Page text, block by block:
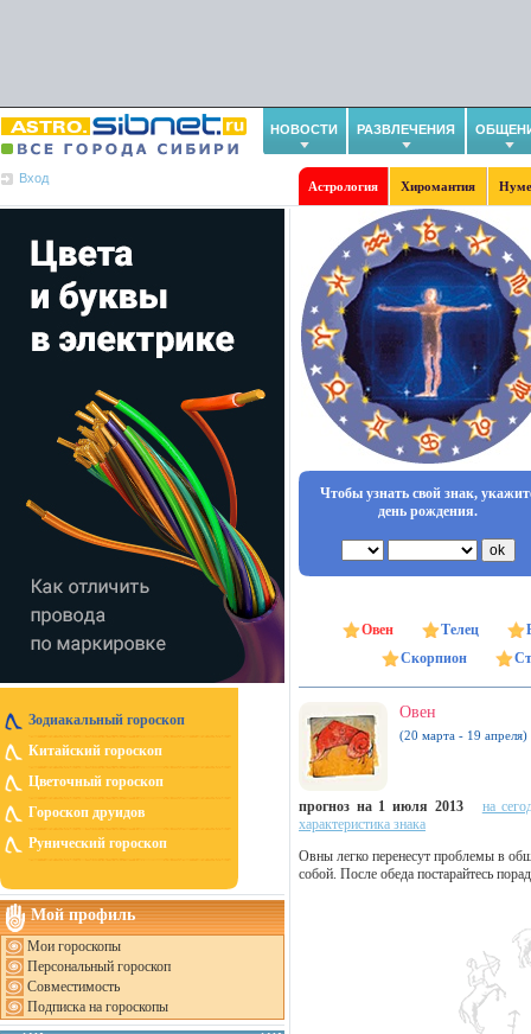
НОВОСТИ РАЗВЛЕЧЕНИЯ
Вход
Астрология Хиромантия
Зодиакальный гороскоп
Китайский гороскоп
Цветочный гороскоп
Гороскоп друидов
Рунический гороскоп
Мой профиль
Мои гороскопы
Персональный гороскоп
Совместимость
Подписка на гороскопы
Чтобы узнать свой знак,
день рождения.
Овен Телец
Скорпион
Овен
(20 марта - 19 апреля)
прогноз на 1 июля 2013
на
характеристика знака
Овны легко перенесут проблемы в
собой. После обеда постарайтесь